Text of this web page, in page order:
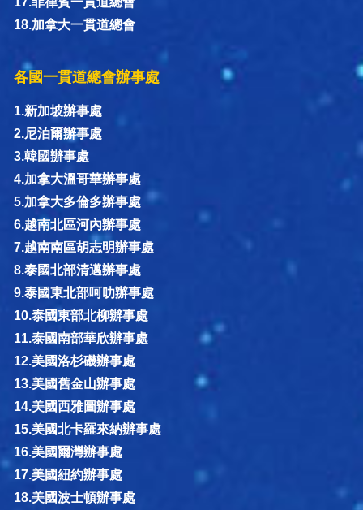
18.加拿大一貫道總會
各國一貫道總會辦事處
1.新加坡辦事處
2.尼泊爾辦事處
3.韓國辦事處
4.加拿大溫哥華辦事處
5.加拿大多倫多辦事處
6.越南北區河內辦事處
7.越南南區胡志明辦事處
8.泰國北部清邁辦事處
9.泰國東北部呵叻辦事處
10.泰國東部北柳辦事處
11.泰國南部華欣辦事處
12.美國洛杉磯辦事處
13.美國舊金山辦事處
14.美國西雅圖辦事處
15.美國北卡羅來納辦事處
16.美國爾灣辦事處
17.美國紐約辦事處
18.美國波士頓辦事處